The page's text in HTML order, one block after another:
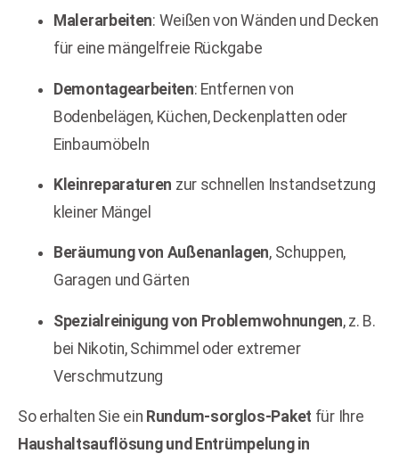
Malerarbeiten: Weißen von Wänden und Decken
für eine mängelfreie Rückgabe
Demontagearbeiten: Entfernen von
Bodenbelägen, Küchen, Deckenplatten oder
Einbaumöbeln
Kleinreparaturen zur schnellen Instandsetzung
kleiner Mängel
Beräumung von Außenanlagen, Schuppen,
Garagen und Gärten
Spezialreinigung von Problemwohnungen, z. B.
bei Nikotin, Schimmel oder extremer
Verschmutzung
So erhalten Sie ein Rundum-sorglos-Paket für Ihre
Haushaltsauflösung und Entrümpelung in